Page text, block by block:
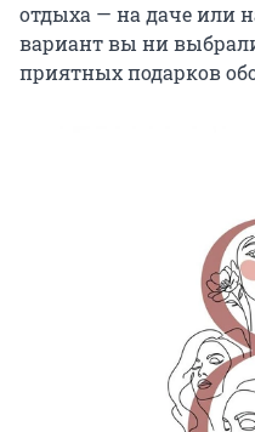
отдыха — на даче или
вариант вы ни
приятных подарков